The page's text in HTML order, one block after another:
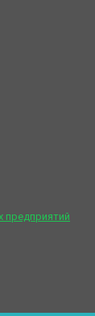
предприятий